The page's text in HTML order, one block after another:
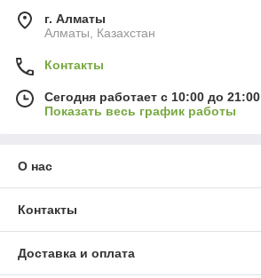
г. Алматы
Алматы, Казахстан
Контакты
Сегодня работает с 10:00 до 21:00
Показать весь график работы
О нас
Контакты
Доставка и оплата